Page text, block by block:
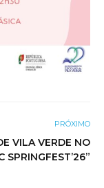
PRÓXIMO
VILA VERDE NO
SPRINGFEST’26”